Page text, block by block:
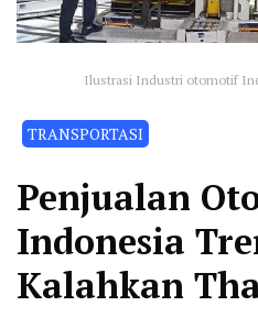
Ilustrasi Industri otomotif
TRANSPORTASI
Penjualan
Indonesia
Kalahkan